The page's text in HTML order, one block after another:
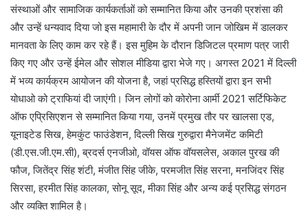
संस्थाओं और सामाजिक कार्यकर्ताओं को सम्मानित किया और उनकी प्रशंसा की
और उन्हें धन्यवाद दिया जो इस महामारी के दौर में अपनी जान जोखिम में डालकर
मानवता के लिए काम कर रहे हैं। इस मुहिम के दौरान डिजिटल प्रमाण पत्र जारी
किए गए और उन्हें ईमेल और सोशल मीडिया द्वारा भेजे गए। अगस्त 2021 में दिल्ली
में भव्य कार्यक्रम आयोजन की योजना है, जहां प्रसिद्ध हस्तियों द्वारा इन सभी
योधाओ को ट्राफियां दी जाएंगी। जिन लोगों को कोरोना आर्मी 2021 सर्टिफिकेट
ऑफ एप्रिसिएशन से सम्मानित किया गया, उनमें प्रमुख तौर पर खालसा एड,
यूनाइटेड सिख, हेमकुंट फाउंडेशन, दिल्ली सिख गुरुद्वारा मैनेजमेंट कमिटी
(डी.एस.जी.एम.सी), ब्रदर्स एनजीओ, वॉयस ऑफ वॉयसलेस, अकाल पुरख की
फौज, जितेंद्र सिंह शंटी, मंजीत सिंह जीके, परमजीत सिंह सरना, मनजिंदर सिंह
सिरसा, हरमीत सिंह कालका, सोनू सूद, मीका सिंह और अन्य कई प्रसिद्ध संगठन
और व्यक्ति शामिल है।